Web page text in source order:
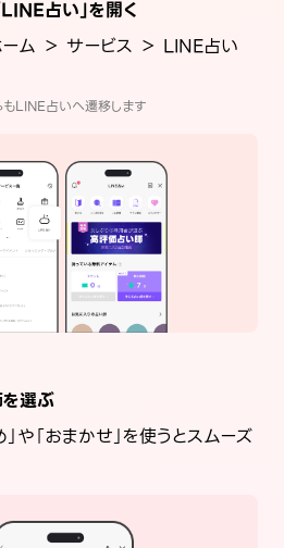
占い」を開く
ム ＞ サービス ＞ LINE占い
LINE占いへ遷移します
選ぶ
や「おまかせ」を使うとスムーズ